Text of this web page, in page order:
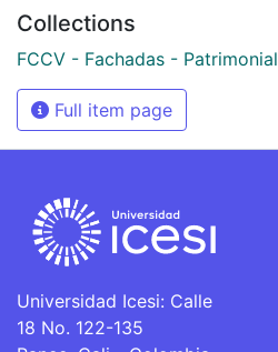
Collections
FCCV - Fachadas - Patrimonial
Full item page
Universidad Icesi: Calle
18 No. 122-135